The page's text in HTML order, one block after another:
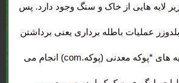
۵ متر در زیر لایه هایی از خاک و سنگ وجود دارد. پس
عملیات باطله برداری یعنی برداشتن
سنگ و خاک از روی لایه های *پوکه معدنی (پوکه.com) انجام می